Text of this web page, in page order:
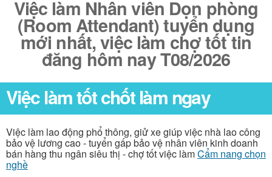
Việc làm Nhân viên Dọn phòng
(Room Attendant) tuyển dụng
mới nhất, việc làm chợ tốt tin
đăng hôm nay T08/2026
Việc làm tốt chốt làm ngay
Việc làm lao động phổ thông, giử xe giúp việc nhà lao công
bảo vệ lương cao - tuyển gấp bảo vệ nhân viên kinh doanh
bán hàng thu ngân siêu thị - chợ tốt việc làmCẩm nang chọn
nghề